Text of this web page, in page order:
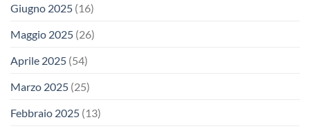
Giugno 2025 (16)
Maggio 2025 (26)
Aprile 2025 (54)
Marzo 2025 (25)
Febbraio 2025 (13)